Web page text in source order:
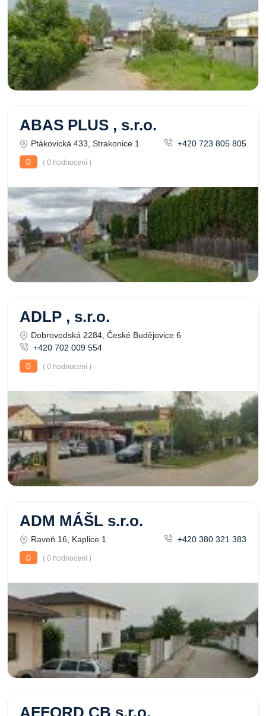
ABAS PLUS , s.r.o.
Ptákovická 433, Strakonice 1
+420 723 805 805
0
( 0 hodnocení )
ADLP , s.r.o.
Dobrovodská 2284, České Budějovice 6
+420 702 009 554
0
( 0 hodnocení )
ADM MÁŠL s.r.o.
Raveň 16, Kaplice 1
+420 380 321 383
0
( 0 hodnocení )
AFFORD CB s.r.o.